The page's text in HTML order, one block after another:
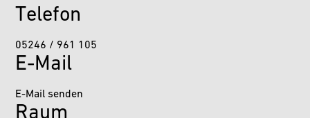
Freizeit & Kultur
Politik & Verwaltung
Wirtschaft & Arbeit
Telefon
05246 / 961 105
E-Mail
E-Mail senden
Raum